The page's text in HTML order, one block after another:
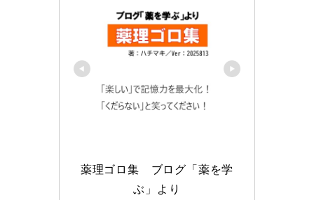
薬理ゴロ集　ブログ「薬を学
ぶ」より